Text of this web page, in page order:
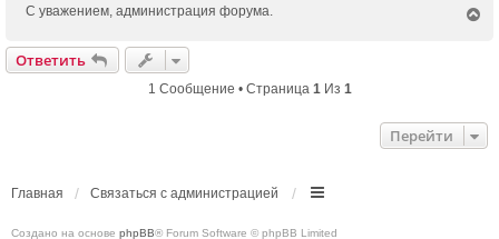
С уважением, администрация форума.
ь
я
Ответить
1 Сообщение • Страница 1 Из 1
Перейти
Главная Связаться с администрацией
Создано на основе phpBB® Forum Software © phpBB Limited